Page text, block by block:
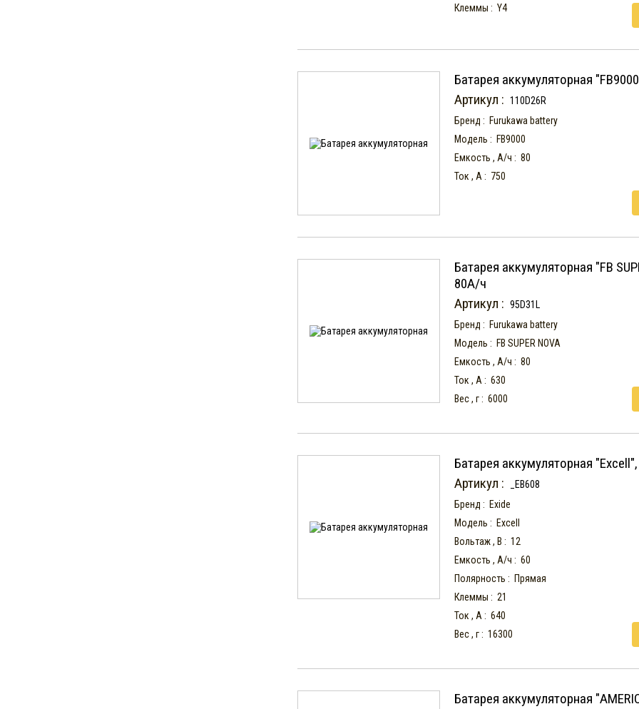
Клеммы : Y4
Батарея аккумуляторная
Артикул : 110D26R
Бренд : Furukawa battery
Модель : FB9000
Емкость , А/ч : 80
Ток , А : 750
Батарея аккумуляторная "FB
80А/ч
Артикул : 95D31L
Бренд : Furukawa battery
Модель : FB SUPER NOVA
Емкость , А/ч : 80
Ток , А : 630
Вес , г : 6000
Батарея аккумуляторная
Артикул :
_EB608
Бренд : Exide
Модель : Excell
Вольтаж , В : 12
Емкость , А/ч : 60
Полярность : Прямая
Клеммы : 21
Ток , А : 640
Вес , г : 16300
Батарея аккумуляторная